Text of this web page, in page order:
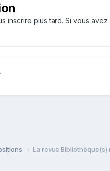
inscrire plus tard. Si vous avez
La revue Bibliothèque(s)